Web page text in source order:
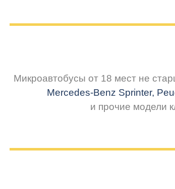
Микроавтобусы от 18 мест не
Mercedes-Benz Sprinter,
и прочие модели